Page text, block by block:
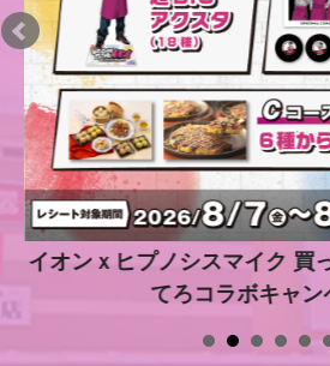
ｘヒプノシスマイク 買って、
てろコラボキャンペーン